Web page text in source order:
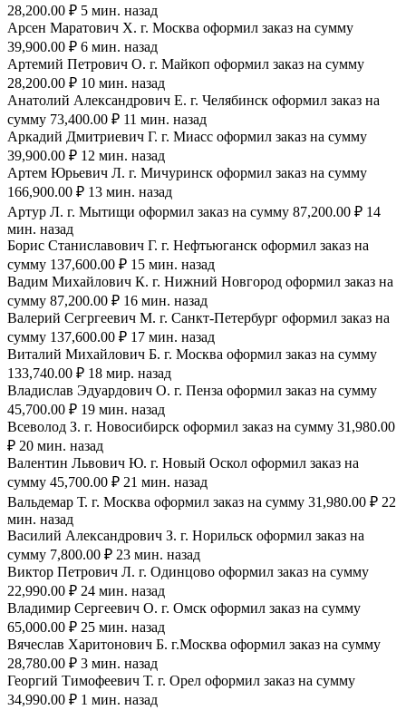
28,200.00 ₽ 5 мин. назад
Арсен Маратович Х. г. Москва оформил заказ на сумму
39,900.00 ₽ 6 мин. назад
Артемий Петрович О. г. Майкоп оформил заказ на сумму
28,200.00 ₽ 10 мин. назад
Анатолий Александрович Е. г. Челябинск оформил заказ на
сумму 73,400.00 ₽ 11 мин. назад
Аркадий Дмитриевич Г. г. Миасс оформил заказ на сумму
39,900.00 ₽ 12 мин. назад
Артем Юрьевич Л. г. Мичуринск оформил заказ на сумму
166,900.00 ₽ 13 мин. назад
Артур Л. г. Мытищи оформил заказ на сумму 87,200.00 ₽ 14
мин. назад
Борис Станиславович Г. г. Нефтьюганск оформил заказ на
сумму 137,600.00 ₽ 15 мин. назад
Вадим Михайлович К. г. Нижний Новгород оформил заказ на
сумму 87,200.00 ₽ 16 мин. назад
Валерий Сегргеевич М. г. Санкт-Петербург оформил заказ на
сумму 137,600.00 ₽ 17 мин. назад
Виталий Михайлович Б. г. Москва оформил заказ на сумму
133,740.00 ₽ 18 мир. назад
Владислав Эдуардович О. г. Пенза оформил заказ на сумму
45,700.00 ₽ 19 мин. назад
Всеволод З. г. Новосибирск оформил заказ на сумму 31,980.00
₽ 20 мин. назад
Валентин Львович Ю. г. Новый Оскол оформил заказ на
сумму 45,700.00 ₽ 21 мин. назад
Вальдемар Т. г. Москва оформил заказ на сумму 31,980.00 ₽ 22
мин. назад
Василий Александрович З. г. Норильск оформил заказ на
сумму 7,800.00 ₽ 23 мин. назад
Виктор Петрович Л. г. Одинцово оформил заказ на сумму
22,990.00 ₽ 24 мин. назад
Владимир Сергеевич О. г. Омск оформил заказ на сумму
65,000.00 ₽ 25 мин. назад
Вячеслав Харитонович Б. г.Москва оформил заказ на сумму
28,780.00 ₽ 3 мин. назад
Георгий Тимофеевич Т. г. Орел оформил заказ на сумму
34,990.00 ₽ 1 мин. назад